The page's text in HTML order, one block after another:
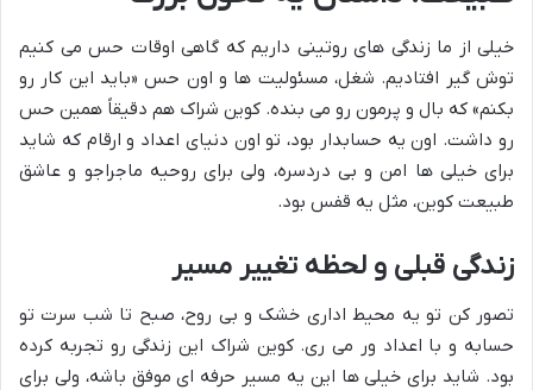
خیلی از ما زندگی های روتینی داریم که گاهی اوقات حس می کنیم
توش گیر افتادیم. شغل، مسئولیت ها و اون حس «باید این کار رو
بکنم» که بال و پرمون رو می بنده. کوین شراک هم دقیقاً همین حس
رو داشت. اون یه حسابدار بود، تو اون دنیای اعداد و ارقام که شاید
برای خیلی ها امن و بی دردسره، ولی برای روحیه ماجراجو و عاشق
طبیعت کوین، مثل یه قفس بود.
زندگی قبلی و لحظه تغییر مسیر
تصور کن تو یه محیط اداری خشک و بی روح، صبح تا شب سرت تو
حسابه و با اعداد ور می ری. کوین شراک این زندگی رو تجربه کرده
بود. شاید برای خیلی ها این یه مسیر حرفه ای موفق باشه، ولی برای